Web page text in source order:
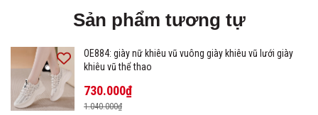
Sản phẩm tương tự
OE884: giày nữ khiêu vũ vuông giày khiêu vũ lưới giày
khiêu vũ thể thao
730.000₫
1.040.000₫